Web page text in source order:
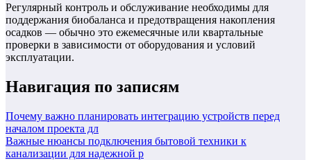
Регулярный контроль и обслуживание необходимы для
поддержания биобаланса и предотвращения накопления
осадков — обычно это ежемесячные или квартальные
проверки в зависимости от оборудования и условий
эксплуатации.
Навигация по записям
Почему важно планировать интеграцию устройств перед
началом проекта дл
Важные нюансы подключения бытовой техники к
канализации для надежной р